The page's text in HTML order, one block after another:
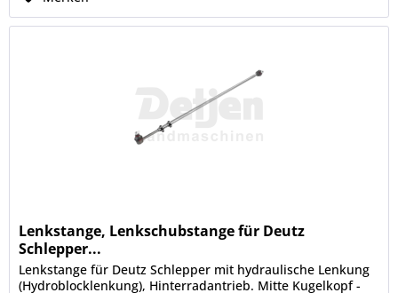
Lenkstange, Lenkschubstange für Deutz
Schlepper...
Lenkstange für Deutz Schlepper mit hydraulische Lenkung
(Hydroblocklenkung), Hinterradantrieb. Mitte Kugelkopf -